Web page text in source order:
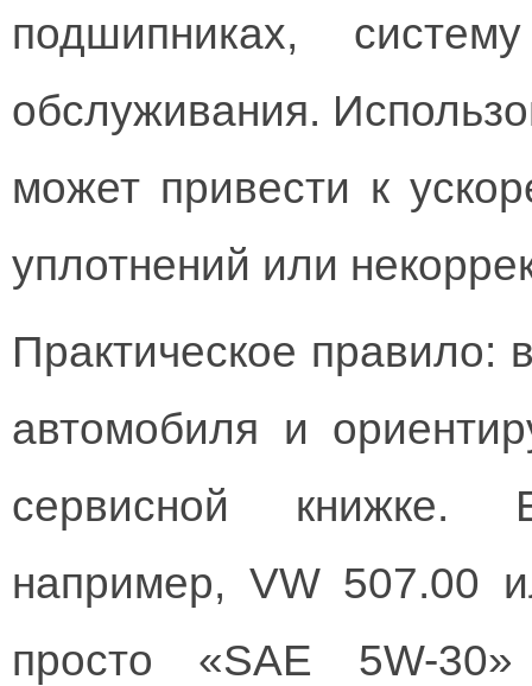
подшипниках,
обслуживания.
может привести к
уплотнений или
Практическое правило:
автомобиля и
сервисной книжке.
например, VW 507.00
просто «SAE 5W-